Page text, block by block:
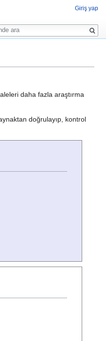
daha fazla araştırma
doğrulayıp, kontrol
Giriş yap